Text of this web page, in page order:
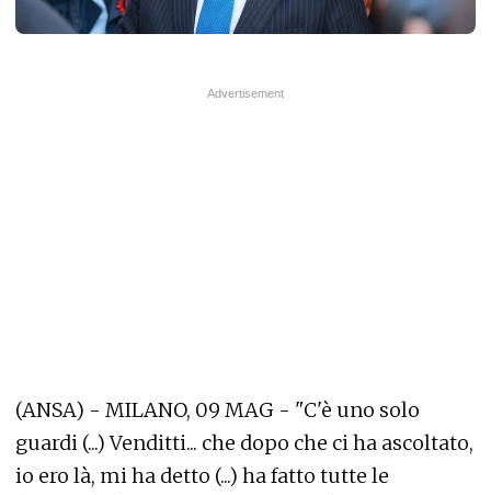
(ANSA) - MILANO, 09 MAG - "C'è uno solo
guardi (...) Venditti... che dopo che ci ha ascoltato,
io ero là, mi ha detto (...) ha fatto tutte le